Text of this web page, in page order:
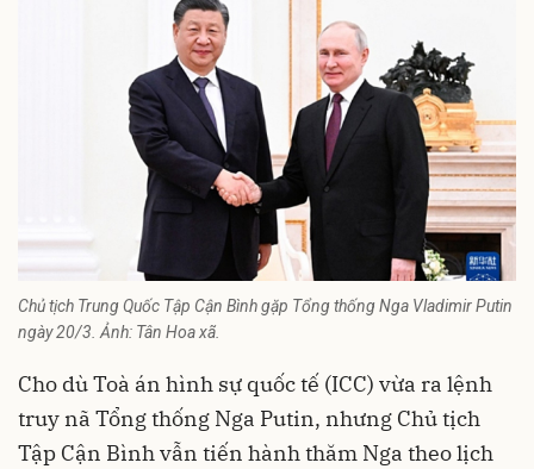
Chủ tịch Trung Quốc Tập Cận Bình gặp Tổng thống Nga Vladimir Putin
ngày 20/3. Ảnh: Tân Hoa xã.
Cho dù Toà án hình sự quốc tế (ICC) vừa ra lệnh
truy nã Tổng thống Nga Putin, nhưng Chủ tịch
Tập Cận Bình vẫn tiến hành thăm Nga theo lịch